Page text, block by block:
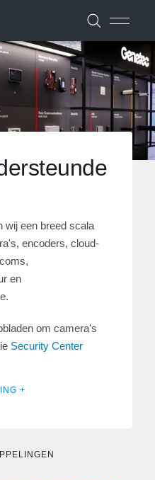
wij een breed scala
encoders, cloud-
en
om camera's
Security Center
+